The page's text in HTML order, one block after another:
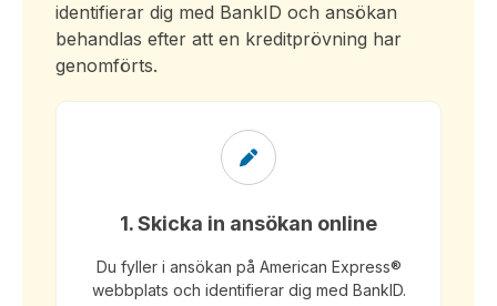
identifierar dig med BankID och ansökan
behandlas efter att en kreditprövning har
genomförts.
1. Skicka in ansökan online
Du fyller i ansökan på American Express®
webbplats och identifierar dig med BankID.